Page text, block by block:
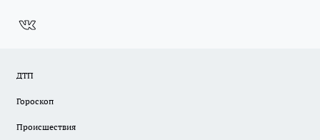
ДТП
Гороскоп
Происшествия